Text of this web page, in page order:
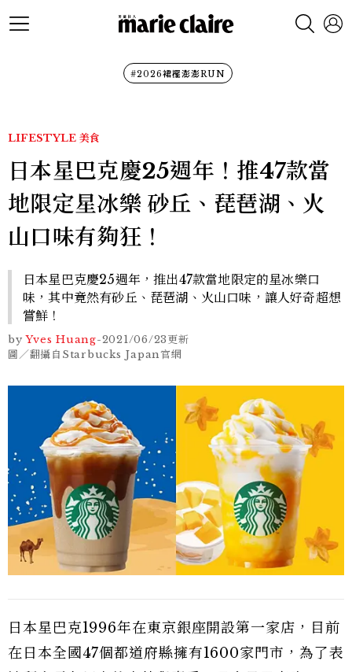
#2026裙襬澎澎RUN
LIFESTYLE 美食
日本星巴克慶25週年！推47款當
地限定星冰樂 砂丘、琵琶湖、火
山口味有夠狂！
日本星巴克慶25週年，推出47款當地限定的星冰樂口
味，其中竟然有砂丘、琵琶湖、火山口味，讓人好奇超想
嘗鮮！
by Yves Huang-2021/06/23更新
圖／翻攝自Starbucks Japan官網
日本星巴克1996年在東京銀座開設第一家店，目前
在日本全國47個都道府縣擁有1600家門市，為了表